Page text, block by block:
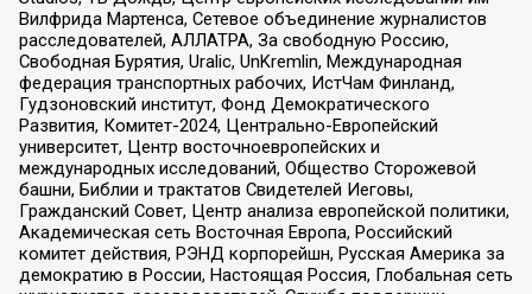
Вилфрида Мартенса, Сетевое объединение журналистов
расследователей, АЛЛАТРА, За свободную Россию,
Свободная Бурятия, Uralic, UnKremlin, Международная
федерация транспортных рабочих, ИстЧам Финланд,
Гудзоновский институт, Фонд Демократического
Развития, Комитет-2024, Центрально-Европейский
университет, Центр восточноевропейских и
международных исследований, Общество Сторожевой
башни, Библии и трактатов Свидетелей Иеговы,
Гражданский Совет, Центр анализа европейской политики,
Академическая сеть Восточная Европа, Российский
комитет действия, РЭНД корпорейшн, Русская Америка за
демократию в России, Настоящая Россия, Глобальная сеть